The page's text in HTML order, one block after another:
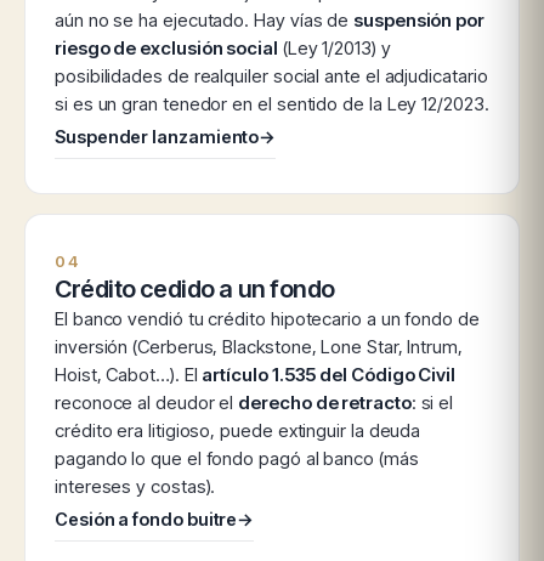
aún no se ha ejecutado. Hay vías de suspensión por
riesgo de exclusión social (Ley 1/2013) y
posibilidades de realquiler social ante el adjudicatario
si es un gran tenedor en el sentido de la Ley 12/2023.
Suspender lanzamiento→
04
Crédito cedido a un fondo
El banco vendió tu crédito hipotecario a un fondo de
inversión (Cerberus, Blackstone, Lone Star, Intrum,
Hoist, Cabot…). El artículo 1.535 del Código Civil
reconoce al deudor el derecho de retracto: si el
crédito era litigioso, puede extinguir la deuda
pagando lo que el fondo pagó al banco (más
intereses y costas).
Cesión a fondo buitre→